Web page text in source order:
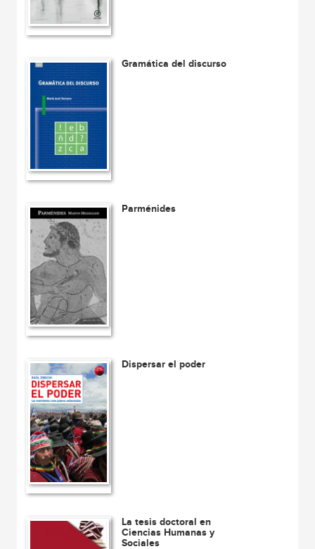
Gramática del discurso
Parménides
Dispersar el poder
La tesis doctoral en
Ciencias Humanas y
Sociales